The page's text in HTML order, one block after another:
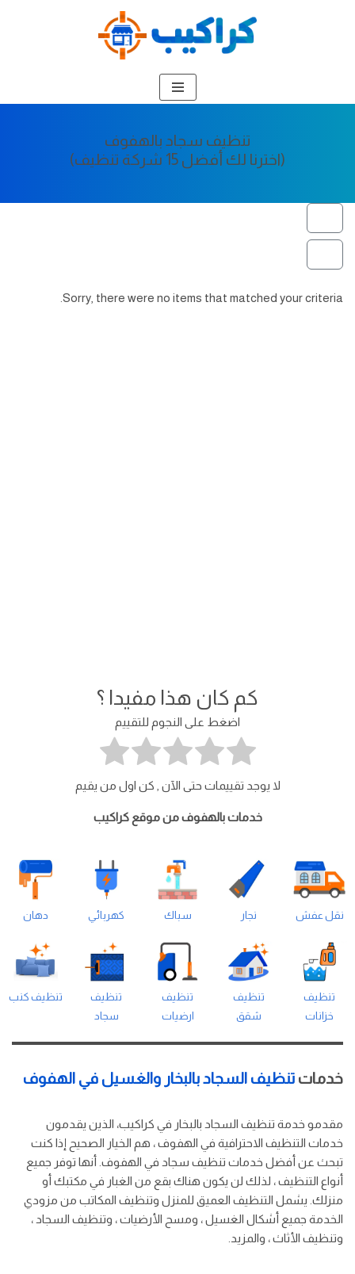
تنظيف سجاد بالهفوف
(اخترنا لك أفضل 15 شركة تنظيف)
Sorry, there were no items that matched your criteria.
كم كان هذا مفيدا ؟
اضغط على النجوم للتقييم
لا يوجد تقييمات حتى الآن , كن اول من يقيم
خدمات بالهفوف من موقع كراكيب
نقل عفش نجار سباك كهربائي دهان
تنظيف
خزانات
تنظيف
شقق
تنظيف
ارضيات
تنظيف
سجاد
تنظيف كنب
خدمات تنظيف السجاد بالبخار والغسيل في الهفوف
مقدمو خدمة تنظيف السجاد بالبخار في كراكيب، الذين يقدمون
خدمات التنظيف الاحترافية في الهفوف ، هم الخيار الصحيح إذا كنت
تبحث عن أفضل خدمات تنظيف سجاد في الهفوف. أنها توفر جميع
أنواع التنظيف ، لذلك لن يكون هناك بقع من الغبار في مكتبك أو
منزلك. يشمل التنظيف العميق للمنزل وتنظيف المكاتب من مزودي
الخدمة جميع أشكال الغسيل ، ومسح الأرضيات ، وتنظيف السجاد ،
وتنظيف الأثاث ، والمزيد.